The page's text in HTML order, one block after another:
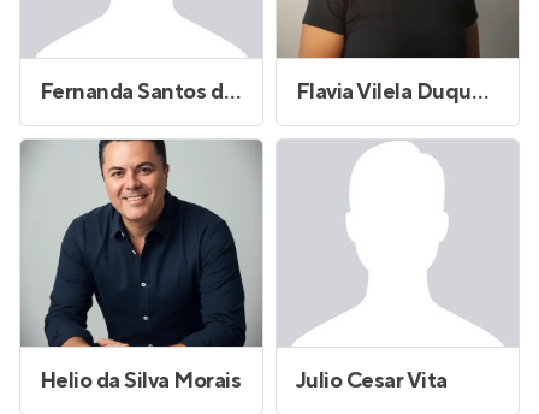
Fernanda Santos do Rego Cambui Flavia Vilela Duque Rocha
Helio da Silva Morais Julio Cesar Vita